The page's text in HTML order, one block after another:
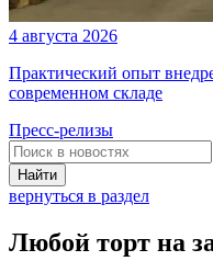
4 августа 2026
Практический опыт
современном складе
Пресс-релизы
Найти
вернуться в раздел
Любой торт на